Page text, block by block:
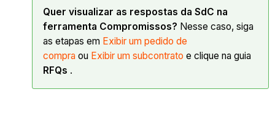
Quer visualizar as respostas da SdC na
ferramenta Compromissos? Nesse caso, siga
as etapas em Exibir um pedido de
compra ou Exibir um subcontrato e clique na guia
RFQs .